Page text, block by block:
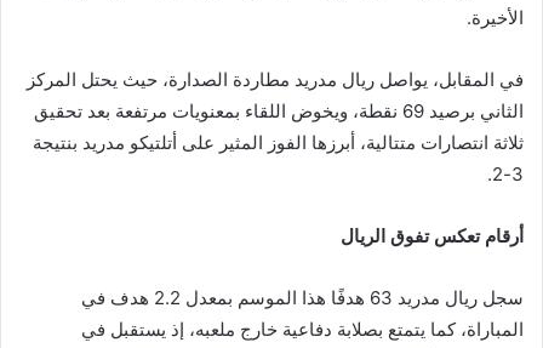
الأخيرة.
في المقابل، يواصل ريال مدريد مطاردة الصدارة، حيث يحتل المركز
الثاني برصيد 69 نقطة، ويخوض اللقاء بمعنويات مرتفعة بعد تحقيق
ثلاثة انتصارات متتالية، أبرزها الفوز المثير على أتلتيكو مدريد بنتيجة
3-2.
أرقام تعكس تفوق الريال
سجل ريال مدريد 63 هدفًا هذا الموسم بمعدل 2.2 هدف في
المباراة، كما يتمتع بصلابة دفاعية خارج ملعبه، إذ يستقبل في